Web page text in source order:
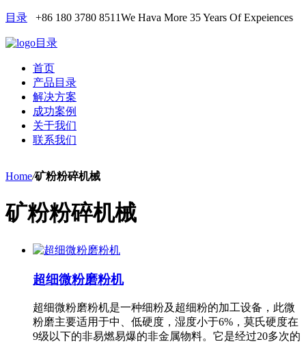
目录 +86 180 3780 8511We Hava More 35 Years Of Expeiences
目录
首页
产品目录
解决方案
成功案例
关于我们
联系我们
Home/矿粉粉碎机械
矿粉粉碎机械
超细微粉磨粉机
超细微粉磨粉机是一种细粉及超细粉的加工设备，此微
粉磨主要适用于中、低硬度，湿度小于6%，莫氏硬度在
9级以下的非易燃易爆的非金属物料。它是经过20多次的